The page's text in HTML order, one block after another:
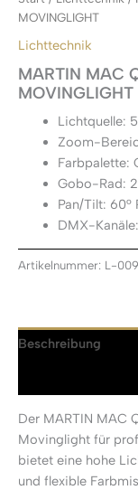
MOVINGLIGHT
Lichttechnik
MARTIN MAC
MOVINGLIGHT
Lichtquelle:
Zoom-
Farbpalette:
Gobo-Rad:
Pan/Tilt: 60°
DMX-
Artikelnummer: L-
Beschreibung
Der MARTIN MAC
Movinglight für
bietet eine hohe
und flexible